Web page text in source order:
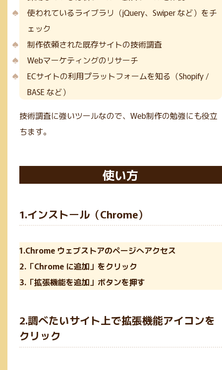
使われているライブラリ（jQuery、Swiper など）をチ
ェック
制作依頼された既存サイトの技術調査
Webマーケティングのリサーチ
ECサイトの利用プラットフォームを知る（Shopify /
BASE など）
技術調査に強いツールなので、Web制作の勉強にも役立
ちます。
使い方
1.インストール（Chrome）
1.Chrome ウェブストアのページへアクセス
2.「Chrome に追加」をクリック
3.「拡張機能を追加」ボタンを押す
2.調べたいサイト上で拡張機能アイコンを
クリック